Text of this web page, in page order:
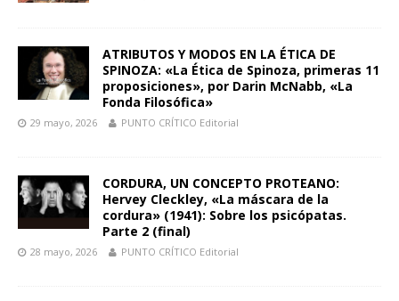
ATRIBUTOS Y MODOS EN LA ÉTICA DE
SPINOZA: «La Ética de Spinoza, primeras 11
proposiciones», por Darin McNabb, «La
Fonda Filosófica»
29 mayo, 2026 PUNTO CRÍTICO Editorial
CORDURA, UN CONCEPTO PROTEΑΝΟ:
Hervey Cleckley, «La máscara de la
cordura» (1941): Sobre los psicópatas.
Parte 2 (final)
28 mayo, 2026 PUNTO CRÍTICO Editorial